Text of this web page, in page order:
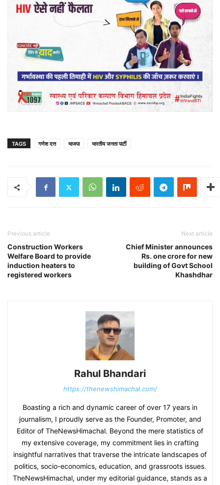
TAGS गणेश दत्त भाजपा भारतीय जनता पार्टी
Previous article
Construction Workers
Welfare Board to provide
induction heaters to
registered workers
Next article
Chief Minister announces
Rs. one crore for new
building of Govt School
Khashdhar
Rahul Bhandari
https://thenewshimachal.com/
Boasting a rich and dynamic career of over 17 years in
journalism, I proudly serve as the Founder, Promoter, and
Editor of TheNewsHimachal. Beyond the mere statistics of
my extensive coverage, my commitment lies in crafting
insightful narratives that traverse the intricate landscapes of
politics, socio-economics, education, and grassroots issues.
TheNewsHimachal, under my editorial guidance, stands as a